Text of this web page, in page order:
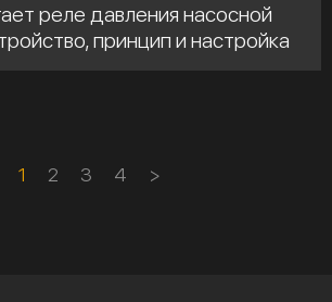
реле давления насосной
принцип и настройка
1 2 3 4 >